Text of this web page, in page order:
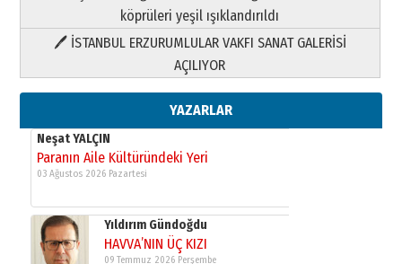
köprüleri yeşil ışıklandırıldı
🖊 İSTANBUL ERZURUMLULAR VAKFI SANAT GALERİSİ
AÇILIYOR
YAZARLAR
Yusuf POLAT
Şampiyonluk Sebahattin Şirin’e
11 Mayıs 2026 Pazartesi
Neşat YALÇIN
Paranın Aile Kültüründeki Yeri
03 Ağustos 2026 Pazartesi
Yıldırım Gündoğdu
HAVVA’NIN ÜÇ KIZI
09 Temmuz 2026 Perşembe